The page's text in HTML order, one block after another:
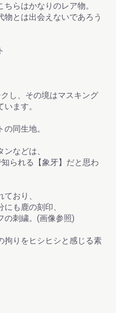
カートへ進む
らはかなりのレア物。
とは出会えないであろう
し、その境はマスキング
ます。
同生地。
などは、
られる【象牙】だと思わ
おり、
も鹿の刻印、
の刺繍。(画像参照)
拘りをヒシヒシと感じる素